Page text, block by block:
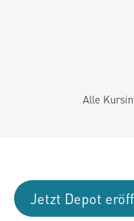
Alle
Jetzt Depot